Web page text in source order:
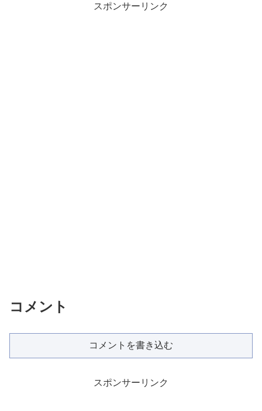
スポンサーリンク
コメント
コメントを書き込む
スポンサーリンク